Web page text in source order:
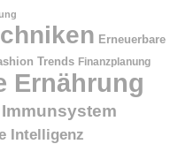
Erneuerbare
Trends Finanzplanung
Ernährung
Immunsystem
Intelligenz